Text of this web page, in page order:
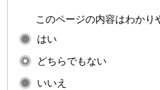
このページの内容はわかり
はい
どちらでもない
いいえ